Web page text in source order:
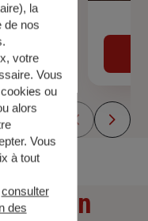
), la
de nos
votre
Vous
ou
alors
Vous
à tout
consulter
des